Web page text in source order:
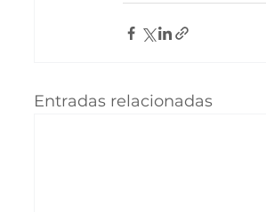
Entradas relacionadas